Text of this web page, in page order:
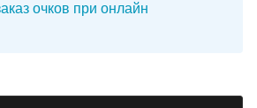
очков при онлайн